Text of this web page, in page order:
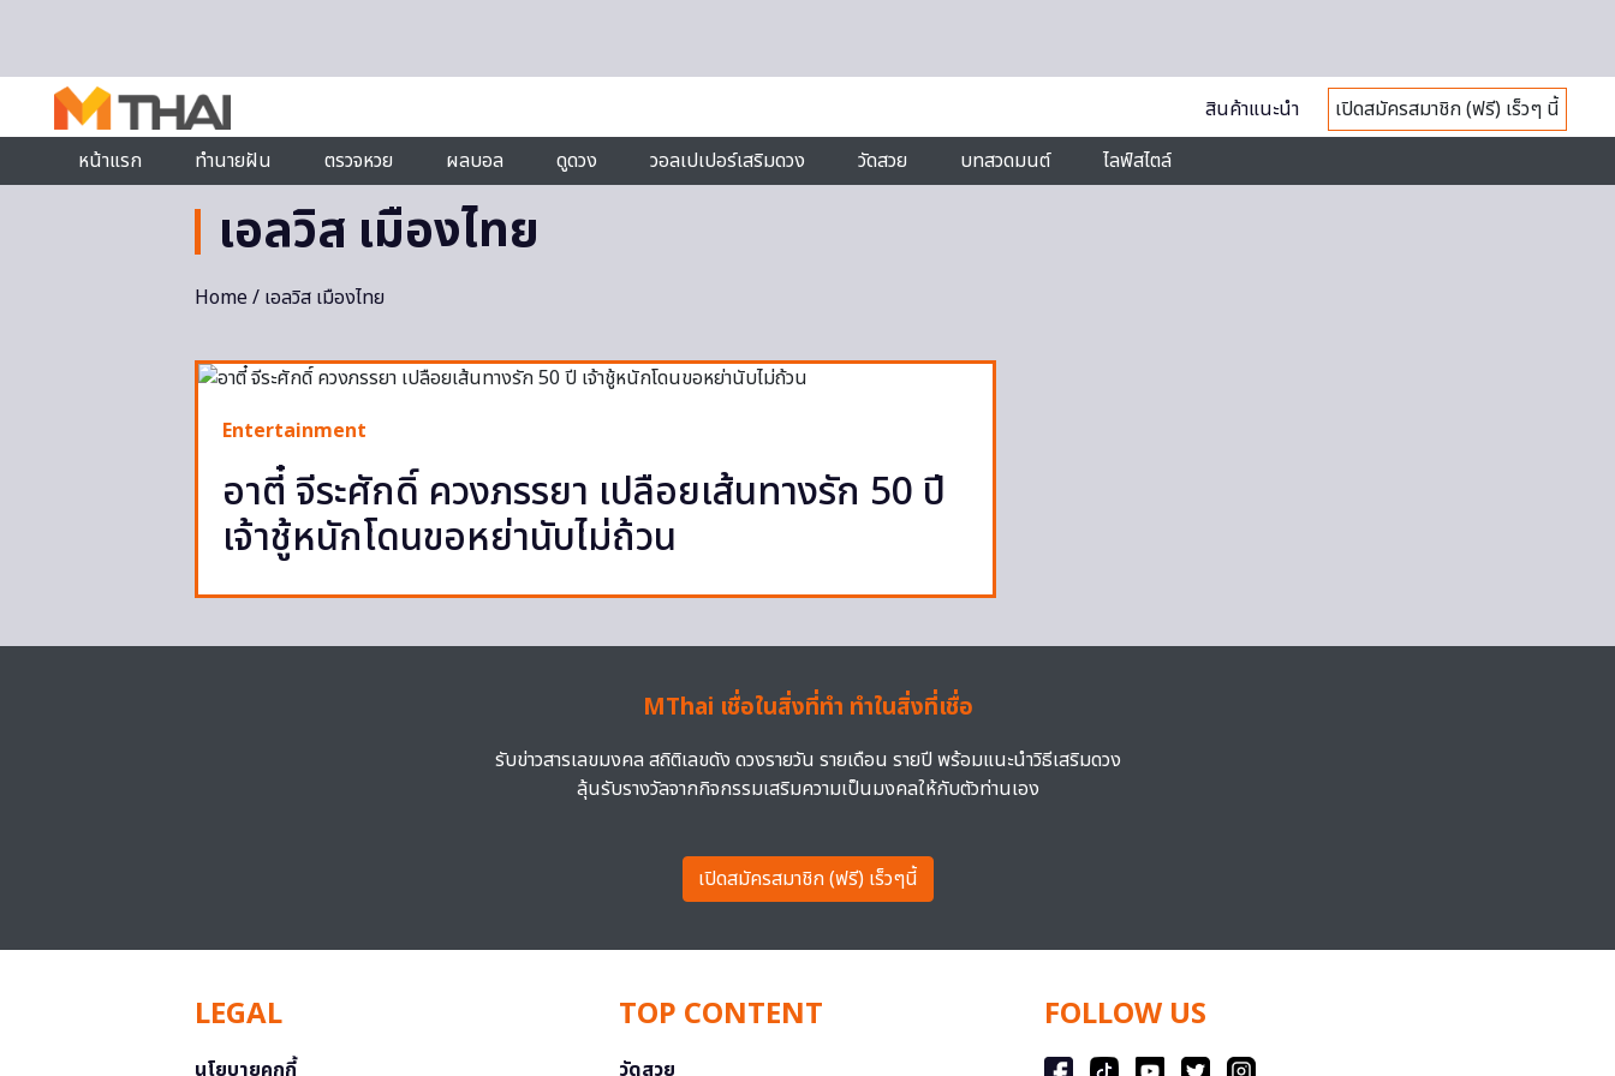
สินค้าแนะนำ
เปิดสมัครสมาชิก (ฟรี) เร็วๆ นี้
หน้าแรก
ทำนายฝัน ตรวจหวย ผลบอล ดูดวง วอลเปเปอร์เสริมดวง วัดสวย บทสวดมนต์ ไลฟ์สไตล์
เอลวิส เมืองไทย
Home/ เอลวิส เมืองไทย
Entertainment
อาตี๋ จีระศักดิ์ ควงภรรยา เปลือยเส้นทางรัก 50 ปี
เจ้าชู้หนักโดนขอหย่านับไม่ถ้วน
MThai เชื่อในสิ่งที่ทำ ทำในสิ่งที่เชื่อ
รับข่าวสารเลขมงคล สถิติเลขดัง ดวงรายวัน รายเดือน รายปี พร้อมแนะนำวิธีเสริมดวง
ลุ้นรับรางวัลจากกิจกรรมเสริมความเป็นมงคลให้กับตัวท่านเอง
เปิดสมัครสมาชิก (ฟรี) เร็วๆนี้
LEGAL
นโยบายคุกกี้
TOP CONTENT
วัดสวย
FOLLOW US